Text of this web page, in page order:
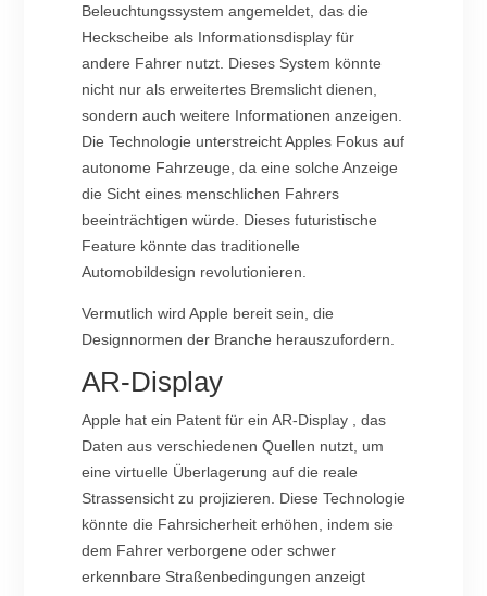
Beleuchtungssystem angemeldet, das die
Heckscheibe als Informationsdisplay für
andere Fahrer nutzt. Dieses System könnte
nicht nur als erweitertes Bremslicht dienen,
sondern auch weitere Informationen anzeigen.
Die Technologie unterstreicht Apples Fokus auf
autonome Fahrzeuge, da eine solche Anzeige
die Sicht eines menschlichen Fahrers
beeinträchtigen würde. Dieses futuristische
Feature könnte das traditionelle
Automobildesign revolutionieren.
Vermutlich wird Apple bereit sein, die
Designnormen der Branche herauszufordern.
AR-Display
Apple hat ein Patent für ein AR-Display , das
Daten aus verschiedenen Quellen nutzt, um
eine virtuelle Überlagerung auf die reale
Strassensicht zu projizieren. Diese Technologie
könnte die Fahrsicherheit erhöhen, indem sie
dem Fahrer verborgene oder schwer
erkennbare Straßenbedingungen anzeigt